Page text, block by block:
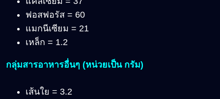
ฟอสฟอรัส = 60
แมกนีเซียม = 21
เหล็ก = 1.2
กลุ่มสารอาหารอื่นๆ (หน่วยเป็น กรัม)
เส้นใย = 3.2